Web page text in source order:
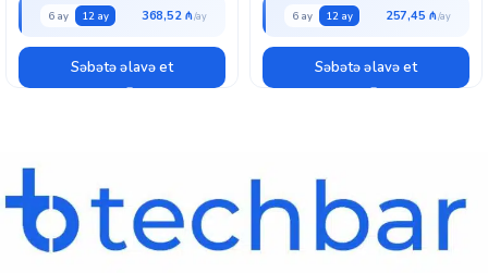
6 ay 12 ay 368,52 ₼
Səbətə əlavə et
6 ay 12 ay 257,45 ₼
Səbətə əlavə et